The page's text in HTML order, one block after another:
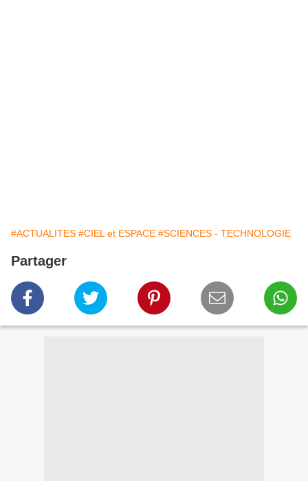
#ACTUALITES #CIEL et ESPACE #SCIENCES - TECHNOLOGIE
Partager